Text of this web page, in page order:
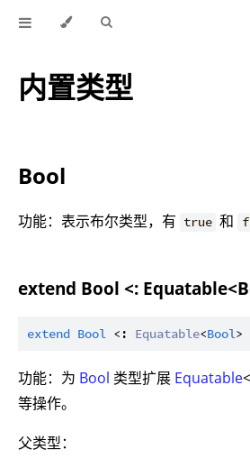
内置类型
Bool
功能：表示布尔类型，有 true 和
extend Bool <:
extend Bool <: Equatable<Bool
功能：为 Bool 类型扩展 Equatable<
等操作。
父类型：